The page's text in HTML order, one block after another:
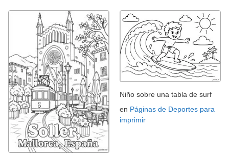
Niño sobre una tabla de surf
en Páginas de Deportes para
imprimir